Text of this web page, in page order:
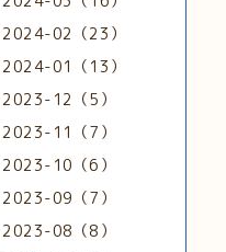
2024-02（23）
2024-01（13）
2023-12（5）
2023-11（7）
2023-10（6）
2023-09（7）
2023-08（8）